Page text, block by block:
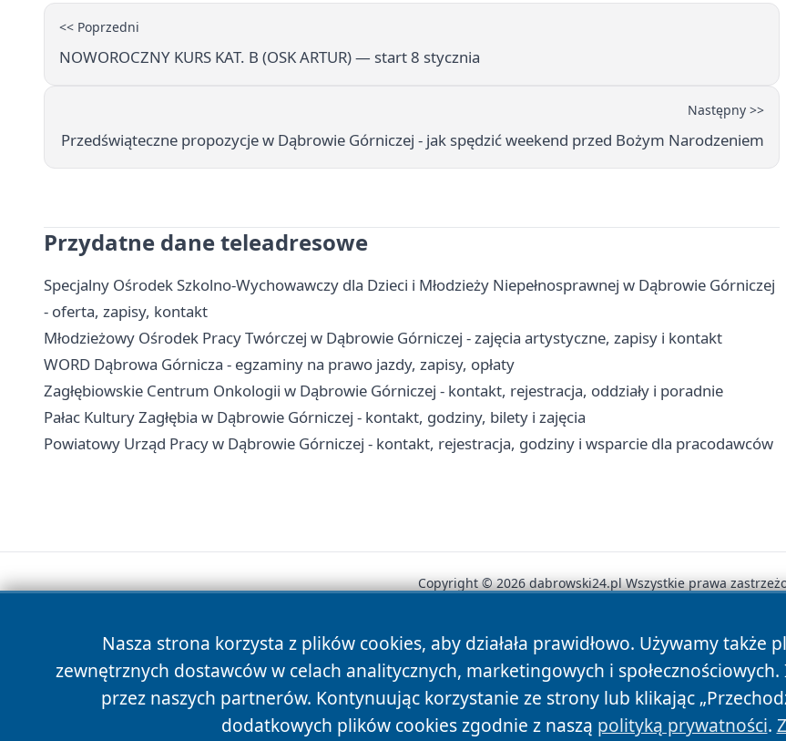
<< Poprzedni
NOWOROCZNY KURS KAT. B (OSK ARTUR) — start 8 stycznia
Następny >>
Przedświąteczne propozycje w Dąbrowie Górniczej - jak spędzić weekend przed Bożym Narodzeniem
Przydatne dane teleadresowe
Specjalny Ośrodek Szkolno-Wychowawczy dla Dzieci i Młodzieży Niepełnosprawnej w Dąbrowie Górniczej
- oferta, zapisy, kontakt
Młodzieżowy Ośrodek Pracy Twórczej w Dąbrowie Górniczej - zajęcia artystyczne, zapisy i kontakt
WORD Dąbrowa Górnicza - egzaminy na prawo jazdy, zapisy, opłaty
Zagłębiowskie Centrum Onkologii w Dąbrowie Górniczej - kontakt, rejestracja, oddziały i poradnie
Pałac Kultury Zagłębia w Dąbrowie Górniczej - kontakt, godziny, bilety i zajęcia
Powiatowy Urząd Pracy w Dąbrowie Górniczej - kontakt, rejestracja, godziny i wsparcie dla pracodawców
Nasza strona korzysta z plików cookies, aby działała prawidłowo. Używamy
zewnętrznych dostawców w celach analitycznych, marketingowych i
przez naszych partnerów. Kontynuując korzystanie ze strony lub klikając
dodatkowych plików cookies zgodnie z naszą polityką prywatności.
Copyright © 2026 dabrowski24.pl Wszystkie prawa
News Autorzy Polityka Prywatności Polityka